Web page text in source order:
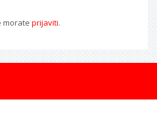
morate prijaviti.